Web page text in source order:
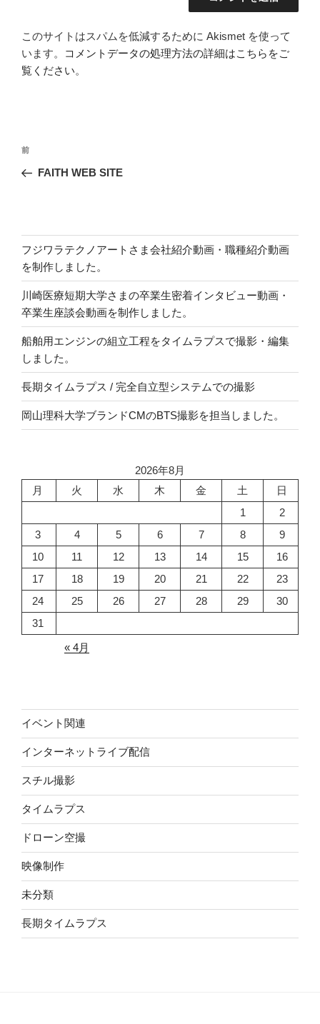
このサイトはスパムを低減するために Akismet を使って
います。
コメントデータの処理方法の詳細はこちらをご
覧ください。
投
シ
ョ
ン
前
の
前
FAITH WEB SITE
フジワラテクノアートさま会社紹介動画・職種紹介動画
を制作しました。
川崎医療短期大学さまの卒業生密着インタビュー動画・
卒業生座談会動画を制作しました。
船舶用エンジンの組立工程をタイムラプスで撮影・編集
しました。
長期タイムラプス / 完全自立型システムでの撮影
岡山理科大学ブランドCMのBTS撮影を担当しました。
2026年8月
月
火 水 木 金 土
日
1
2
3
4 5 6 7 8
9
10
11 12 13 14 15
16
17
18 19 20 21 22
23
24
25 26 27 28 29
30
31
« 4月
イベント関連
インターネットライブ配信
スチル撮影
タイムラプス
ドローン空撮
映像制作
未分類
長期タイムラプス